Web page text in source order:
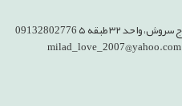
تهران، خیابان شهید بهشتی، کوچه امید، برج سروش، واحد ۳۲ طبقه ۵ 09132802776